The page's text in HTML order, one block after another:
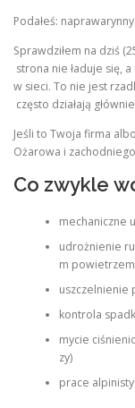
Podałeś:
Sprawdziłem na dziś
strona nie ładuje się,
w sieci. To nie jest
często działają
Jeśli to Twoja firma
Ożarowa i
Co zwykle
mechaniczne
udrożnienie
m
uszczelnienie
kontrola
mycie
zy)
prace